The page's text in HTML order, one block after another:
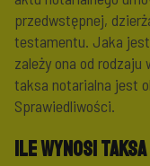
przedwstępnej,
testamentu. Jaka
zależy ona od rodzaju
taksa notarialna jest
Sprawiedliwości.
Ile wynosi